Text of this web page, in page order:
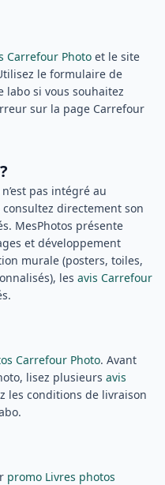
Carrefour Photo et le site
le formulaire de
labo si vous souhaitez
sur la page Carrefour
pas intégré au
directement son
MesPhotos présente
et développement
murale (posters, toiles,
les avis Carrefour
Carrefour Photo. Avant
lisez plusieurs avis
les conditions de livraison
promo Livres photos